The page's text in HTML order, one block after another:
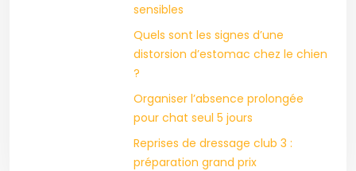
sensibles
Quels sont les signes d’une
distorsion d’estomac chez le chien
?
Organiser l’absence prolongée
pour chat seul 5 jours
Reprises de dressage club 3 :
préparation grand prix